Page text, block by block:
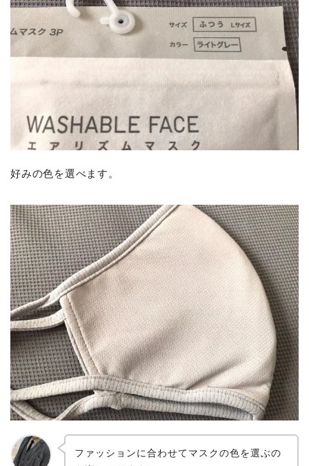
好みの色を選べます。
ファッションに合わせてマスクの色を選ぶの